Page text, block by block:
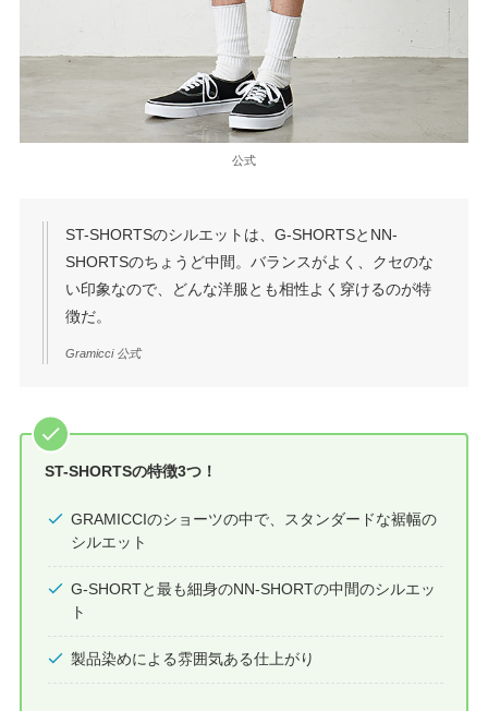
公式
ST-SHORTSのシルエットは、G-SHORTSとNN-
SHORTSのちょうど中間。バランスがよく、クセのな
い印象なので、どんな洋服とも相性よく穿けるのが特
徴だ。
Gramicci 公式
ST-SHORTSの特徴3つ！
GRAMICCIのショーツの中で、スタンダードな裾幅の
シルエット
G-SHORTと最も細身のNN-SHORTの中間のシルエッ
ト
製品染めによる雰囲気ある仕上がり